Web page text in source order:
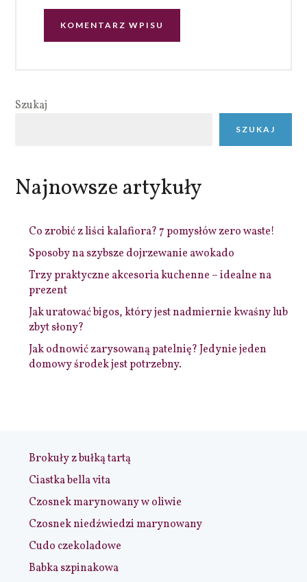
Szukaj
SZUKAJ
Najnowsze artykuły
Co zrobić z liści kalafiora? 7 pomysłów zero waste!
Sposoby na szybsze dojrzewanie awokado
Trzy praktyczne akcesoria kuchenne – idealne na
prezent
Jak uratować bigos, który jest nadmiernie kwaśny lub
zbyt słony?
Jak odnowić zarysowaną patelnię? Jedynie jeden
domowy środek jest potrzebny.
Brokuły z bułką tartą
Ciastka bella vita
Czosnek marynowany w oliwie
Czosnek niedźwiedzi marynowany
Cudo czekoladowe
Babka szpinakowa